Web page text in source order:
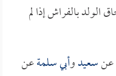
الولد بالفراش إذا لم
عنسعيدوأبي سلمةعن